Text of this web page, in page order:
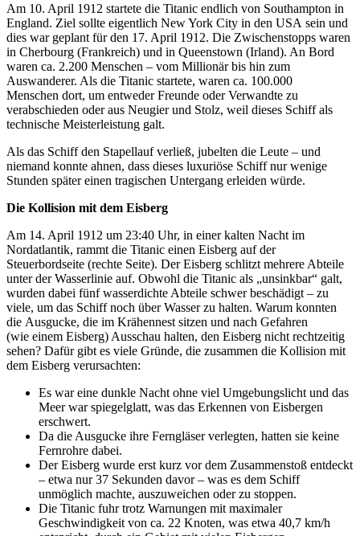
Am 10. April 1912 startete die Titanic endlich von Southampton in
England. Ziel sollte eigentlich New York City in den USA sein und
dies war geplant für den 17. April 1912. Die Zwischenstopps waren
in Cherbourg (Frankreich) und in Queenstown (Irland). An Bord
waren ca. 2.200 Menschen – vom Millionär bis hin zum
Auswanderer. Als die Titanic startete, waren ca. 100.000
Menschen dort, um entweder Freunde oder Verwandte zu
verabschieden oder aus Neugier und Stolz, weil dieses Schiff als
technische Meisterleistung galt.
Als das Schiff den Stapellauf verließ, jubelten die Leute – und
niemand konnte ahnen, dass dieses luxuriöse Schiff nur wenige
Stunden später einen tragischen Untergang erleiden würde.
Die Kollision mit dem Eisberg
Am 14. April 1912 um 23:40 Uhr, in einer kalten Nacht im
Nordatlantik, rammt die Titanic einen Eisberg auf der
Steuerbordseite (rechte Seite). Der Eisberg schlitzt mehrere Abteile
unter der Wasserlinie auf. Obwohl die Titanic als „unsinkbar“ galt,
wurden dabei fünf wasserdichte Abteile schwer beschädigt – zu
viele, um das Schiff noch über Wasser zu halten. Warum konnten
die Ausgucke, die im Krähennest sitzen und nach Gefahren
(wie einem Eisberg) Ausschau halten, den Eisberg nicht rechtzeitig
sehen? Dafür gibt es viele Gründe, die zusammen die Kollision mit
dem Eisberg verursachten:
Es war eine dunkle Nacht ohne viel Umgebungslicht und das
Meer war spiegelglatt, was das Erkennen von Eisbergen
erschwert.
Da die Ausgucke ihre Ferngläser verlegten, hatten sie keine
Fernrohre dabei.
Der Eisberg wurde erst kurz vor dem Zusammenstoß entdeckt
– etwa nur 37 Sekunden davor – was es dem Schiff
unmöglich machte, auszuweichen oder zu stoppen.
Die Titanic fuhr trotz Warnungen mit maximaler
Geschwindigkeit von ca. 22 Knoten, was etwa 40,7 km/h